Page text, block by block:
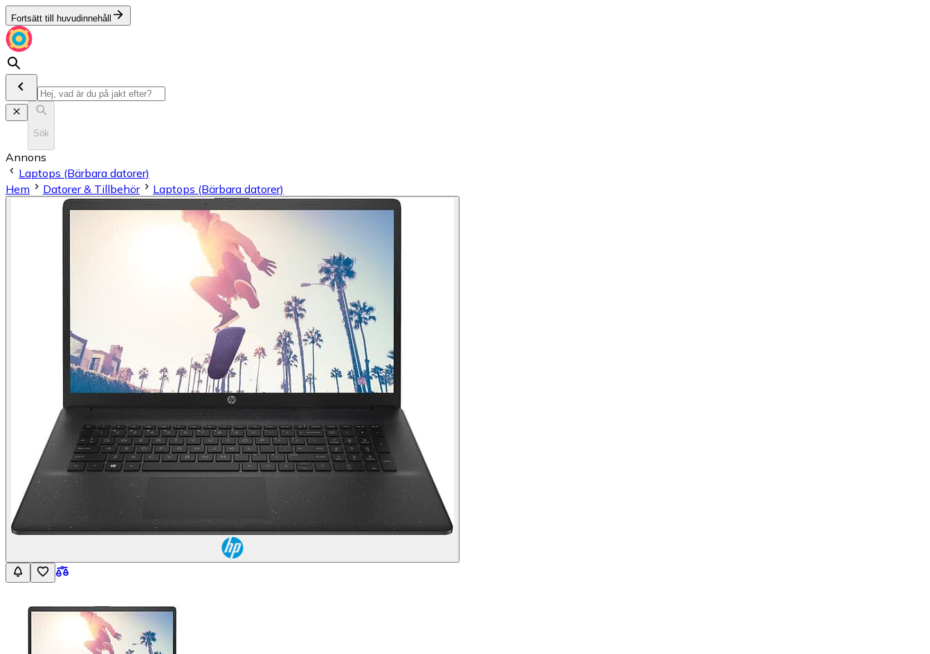
Fortsätt till huvudinnehåll
Sök
Annons
Laptops (Bärbara datorer)
Hem
Datorer & Tillbehör Laptops (Bärbara datorer)